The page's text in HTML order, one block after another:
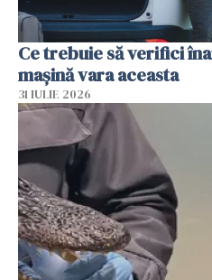
Ce trebuie să verifici
mașină vara aceasta
31 IULIE 2026